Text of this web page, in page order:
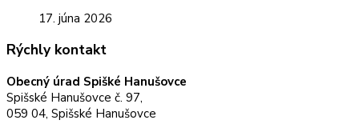
17. júna 2026
Rýchly kontakt
Obecný úrad Spišké Hanušovce
Spišské Hanušovce č. 97,
059 04, Spišské Hanušovce